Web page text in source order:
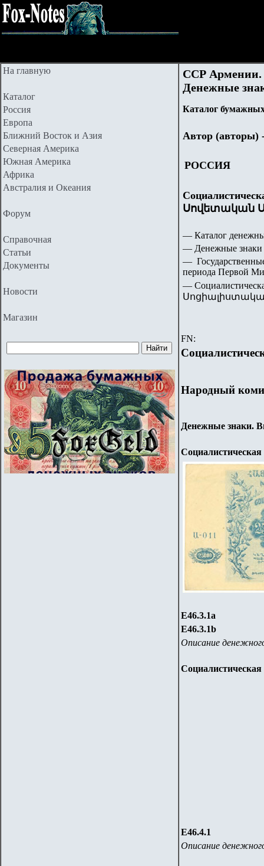
На главную
Каталог
Россия
Европа
Ближний Восток и Азия
Северная Америка
Южная Америка
Африка
Австралия и Океания
Форум
Справочная
Статьи
Документы
Новости
Магазин
ССР Армении.
Денежные
Каталог
Автор (авторы)
РОССИЯ
Սովետական
— Каталог
— Денежные знаки
—
периода Первой
—
FN:
Народный
Денежные знаки.
Е46.3.1a
Е46.3.1b
Описание
Е46.4.1
Описание